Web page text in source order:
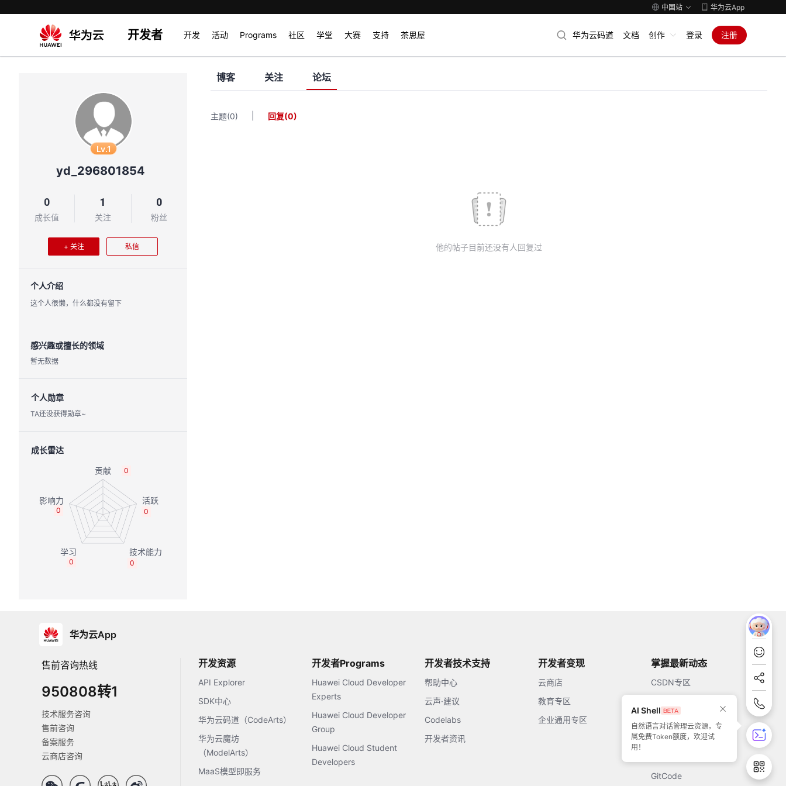
中国站 华为云App
开发者 开发 活动 Programs 社区 学堂 大赛 支持 茶思屋 华为云码道 文档 创作 登录 注册
Lv.1
yd_296801854
0
成长值
1
关注
0
粉丝
+ 关注 私信
个人介绍
这个人很懒，什么都没有留下
感兴趣或擅长的领域
暂无数据
个人勋章
TA还没获得勋章~
成长雷达
0
0
0
0
0
博客 关注 论坛
主题(0) 回复(0)
他的帖子目前还没有人回复过
华为云App
售前咨询热线
950808转1
技术服务咨询
售前咨询
备案服务
云商店咨询
开发资源
API Explorer
SDK中心
华为云码道（CodeArts）
华为云魔坊
（ModelArts）
MaaS模型即服务
开发者Programs
Huawei Cloud Developer
Experts
Huawei Cloud Developer
Group
Huawei Cloud Student
Developers
开发者技术支持
帮助中心
云声·建议
Codelabs
开发者资讯
开发者变现
云商店
教育专区
企业通用专区
掌握最新动态
CSDN专区
51CTO
GitCode
AI Shell
自然语言对话管理云资源，专
属免费Token额度，欢迎试
用！